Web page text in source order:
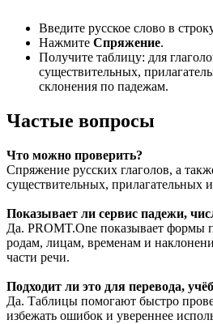
Введите русское слово в
Нажмите Спряжение.
Получите таблицу: для
существительных,
склонения по падежам.
Частые вопросы
Что можно проверить?
Спряжение русских глаголов, а
существительных, прилагательных
Показывает ли сервис падежи,
Да. PROMT.One показывает формы
родам, лицам, временам и
части речи.
Подходит ли это для перевода,
Да. Таблицы помогают быстро
избежать ошибок и увереннее